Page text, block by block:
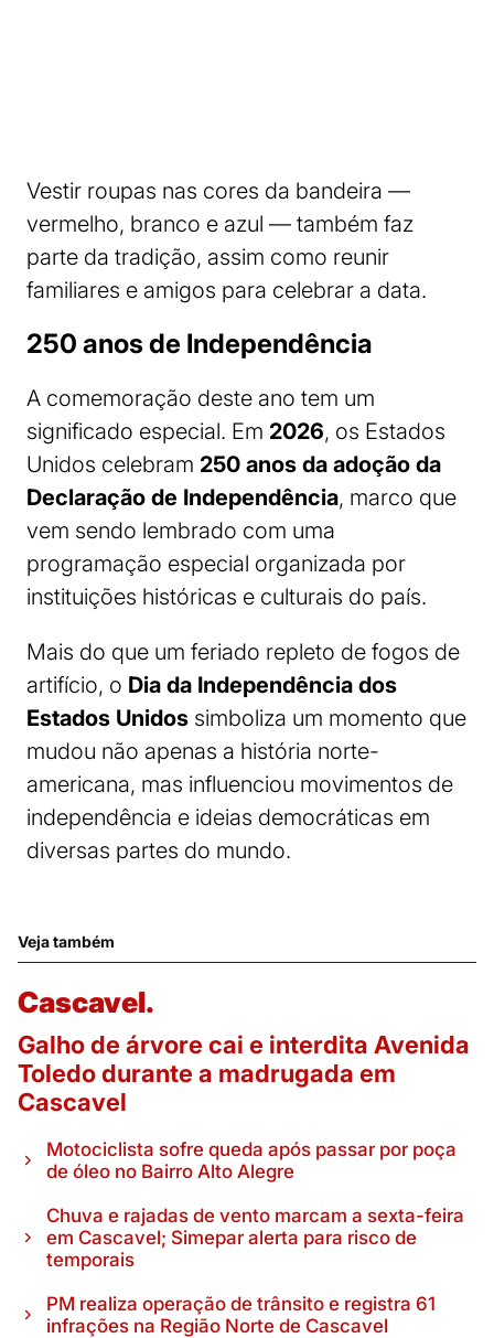
Vestir roupas nas cores da bandeira —
vermelho, branco e azul — também faz
parte da tradição, assim como reunir
familiares e amigos para celebrar a data.
250 anos de Independência
A comemoração deste ano tem um
significado especial. Em 2026, os Estados
Unidos celebram 250 anos da adoção da
Declaração de Independência, marco que
vem sendo lembrado com uma
programação especial organizada por
instituições históricas e culturais do país.
Mais do que um feriado repleto de fogos de
artifício, o Dia da Independência dos
Estados Unidos simboliza um momento que
mudou não apenas a história norte-
americana, mas influenciou movimentos de
independência e ideias democráticas em
diversas partes do mundo.
Veja também
Cascavel.
Galho de árvore cai e interdita Avenida
Toledo durante a madrugada em
Cascavel
Motociclista sofre queda após passar por poça
de óleo no Bairro Alto Alegre
Chuva e rajadas de vento marcam a sexta-feira
em Cascavel; Simepar alerta para risco de
temporais
PM realiza operação de trânsito e registra 61
infrações na Região Norte de Cascavel